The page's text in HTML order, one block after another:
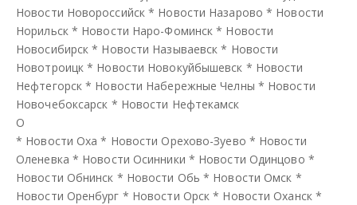
Новости Новороссийск * Новости Назарово * Новости
Норильск * Новости Наро-Фоминск * Новости
Новосибирск * Новости Называевск * Новости
Новотроицк * Новости Новокуйбышевск * Новости
Нефтегорск * Новости Набережные Челны * Новости
Новочебоксарск * Новости Нефтекамск
О
* Новости Оха * Новости Орехово-Зуево * Новости
Оленевка * Новости Осинники * Новости Одинцово *
Новости Обнинск * Новости Обь * Новости Омск *
Новости Оренбург * Новости Орск * Новости Оханск *